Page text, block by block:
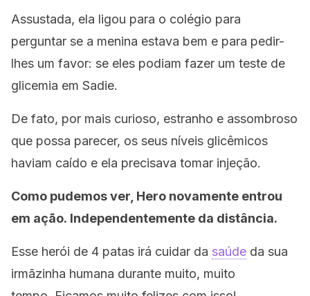
Assustada, ela ligou para o colégio para
perguntar se a menina estava bem e para pedir-
lhes um favor: se eles podiam fazer um teste de
glicemia em Sadie.
De fato, por mais curioso, estranho e assombroso
que possa parecer, os seus níveis glicêmicos
haviam caído e ela precisava tomar injeção.
Como pudemos ver, Hero novamente entrou
em ação. Independentemente da distância.
Esse herói de 4 patas irá cuidar da saúde da sua
irmãzinha humana durante muito, muito